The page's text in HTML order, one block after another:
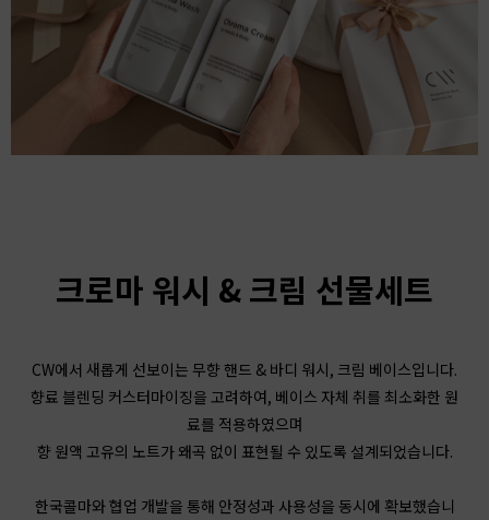
크로마 워시 & 크림 선물세트
CW에서 새롭게 선보이는 무향 핸드 & 바디 워시, 크림 베이스입니다.
향료 블렌딩 커스터마이징을 고려하여, 베이스 자체 취를 최소화한 원
료를 적용하였으며
향 원액 고유의 노트가 왜곡 없이 표현될 수 있도록 설계되었습니다.
한국콜마와 협업 개발을 통해 안정성과 사용성을 동시에 확보했습니